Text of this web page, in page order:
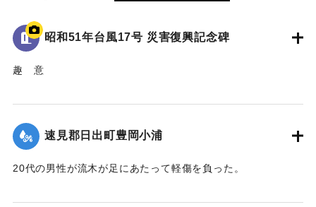
昭和51年台風17号 災害復興記念碑
趣 意
昭和五十一年 九月十日夕山香町は有史以来の豪雨(台風十七
号)に襲われた
降水量 三一五 ミリ
最大時間雨量 七八 ミリ
速見郡日出町豊岡小浦
20代の男性が流木が足にあたって軽傷を負った。
｜固有コード:00857034